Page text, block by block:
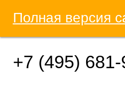
Полная версия
+7 (495)